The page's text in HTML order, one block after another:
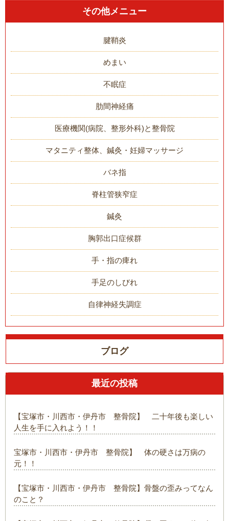
その他メニュー
腱鞘炎
めまい
不眠症
肋間神経痛
医療機関(病院、整形外科)と整骨院
マタニティ整体、鍼灸・妊婦マッサージ
バネ指
脊柱管狭窄症
鍼灸
胸郭出口症候群
手・指の痺れ
手足のしびれ
自律神経失調症
ブログ
最近の投稿
【宝塚市・川西市・伊丹市 整骨院】 二十年後も楽しい
人生を手に入れよう！！
宝塚市・川西市・伊丹市 整骨院】 体の硬さは万病の
元！！
【宝塚市・川西市・伊丹市 整骨院】骨盤の歪みってなん
のこと？